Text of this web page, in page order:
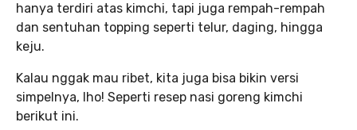
hanya terdiri atas kimchi, tapi juga rempah-rempah
dan sentuhan topping seperti telur, daging, hingga
keju.
Kalau nggak mau ribet, kita juga bisa bikin versi
simpelnya, lho! Seperti resep nasi goreng kimchi
berikut ini.